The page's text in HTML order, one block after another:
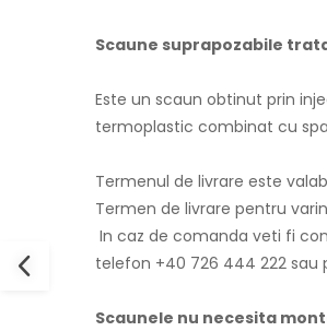
Scaune suprapozabile
Este un scaun obtinut prin
termoplastic combinat cu
Termenul de livrare este
Termen de livrare pentru
In caz de comanda veti fi
telefon +40 726 444 222 sau
Scaunele nu necesita